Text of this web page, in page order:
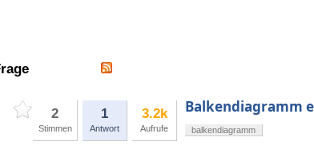
2
Stimmen
1
Antwort
3.2k
Aufrufe
Balkendiagramm
balkendiagramm